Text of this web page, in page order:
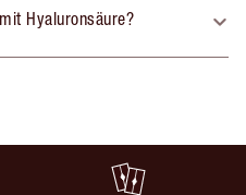
Hyaluronsäure?